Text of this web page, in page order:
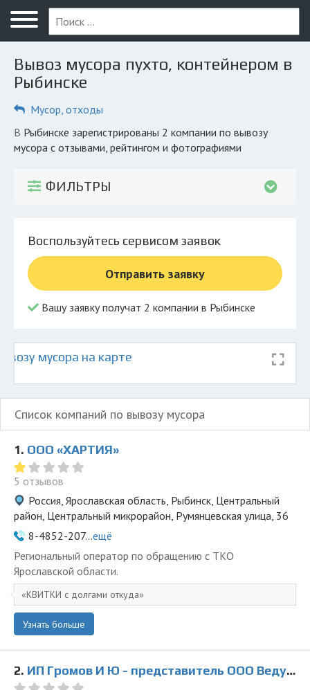
Меню
Главная
Вопрос юристу
Компании
Экоблог
© 2026 Все права защищены
Вывоз мусора пухто, контейнером в
Рыбинске
Мусор, отходы
в Рыбинске зарегистрированы 2 компании по вывозу
мусора с отзывами, рейтингом и фотографиями
ФИЛЬТРЫ
Воспользуйтесь сервисом заявок
Отправить заявку
Вашу заявку получат 2 компании в Рыбинске
мусора на карте
Список компаний по вывозу мусора
1. ООО «ХАРТИЯ»
5 отзывов
Россия, Ярославская область, Рыбинск, Центральный
район, Центральный микрорайон, Румянцевская улица, 36
8-4852-207...ещё
Региональный оператор по обращению с ТКО
Ярославской области.
КВИТКИ с долгами откуда
Узнать больше
2. ИП Громов И Ю - представитель ООО Ведущая Утилизирующая Компания